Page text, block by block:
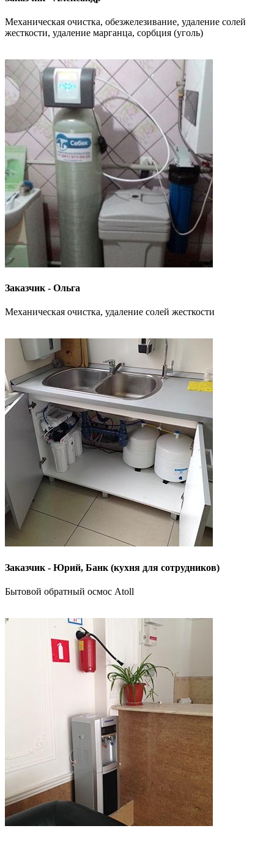
Механическая очистка, обезжелезивание, удаление солей
жесткости, удаление марганца, сорбция (уголь)
Заказчик - Ольга
Механическая очистка, удаление солей жесткости
Заказчик - Юрий, Банк (кухня для сотрудников)
Бытовой обратный осмос Atoll